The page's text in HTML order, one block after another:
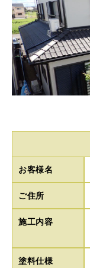
お客様名
ご住所
施工内容
塗料仕様